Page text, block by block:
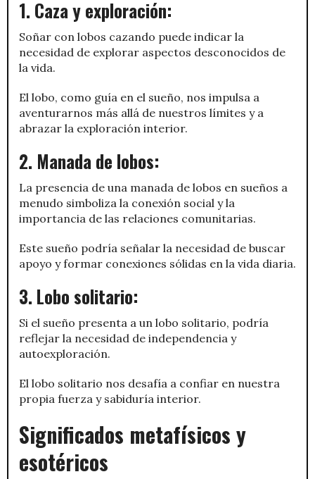
1. Caza y exploración:
Soñar con lobos cazando puede indicar la
necesidad de explorar aspectos desconocidos de
la vida.
El lobo, como guía en el sueño, nos impulsa a
aventurarnos más allá de nuestros límites y a
abrazar la exploración interior.
2. Manada de lobos:
La presencia de una manada de lobos en sueños a
menudo simboliza la conexión social y la
importancia de las relaciones comunitarias.
Este sueño podría señalar la necesidad de buscar
apoyo y formar conexiones sólidas en la vida diaria.
3. Lobo solitario:
Si el sueño presenta a un lobo solitario, podría
reflejar la necesidad de independencia y
autoexploración.
El lobo solitario nos desafía a confiar en nuestra
propia fuerza y sabiduría interior.
Significados metafísicos y
esotéricos